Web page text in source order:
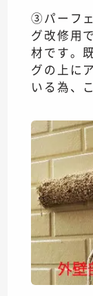
③パーフ
グ改修用
材です。
グの上に
いる為、